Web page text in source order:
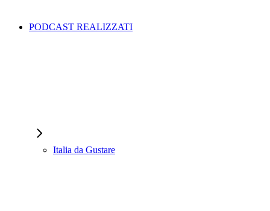
PODCAST REALIZZATI
Italia da Gustare